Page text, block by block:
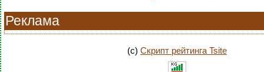
Реклама
(c) Скрипт рейтинга Tsite